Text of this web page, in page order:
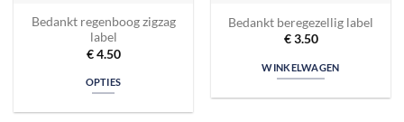
Bedankt regenboog zigzag
label
€4.50
OPTIES
Bedankt beregezellig label
€3.50
WINKELWAGEN